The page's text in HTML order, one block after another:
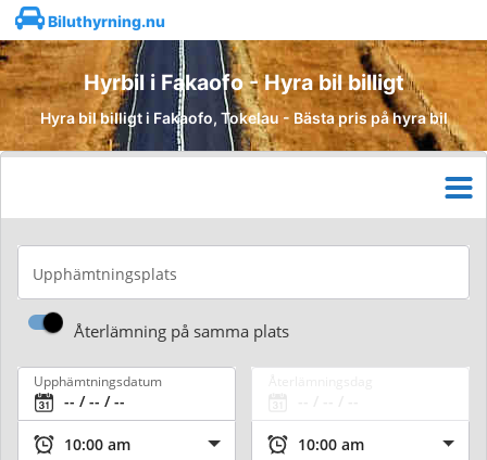
Biluthyrning.nu
Hyrbil i Fakaofo - Hyra bil billigt
Hyra bil billigt i Fakaofo, Tokelau - Bästa pris på hyra bil
Upphämtningsplats
Återlämning på samma plats
Upphämtningsdatum